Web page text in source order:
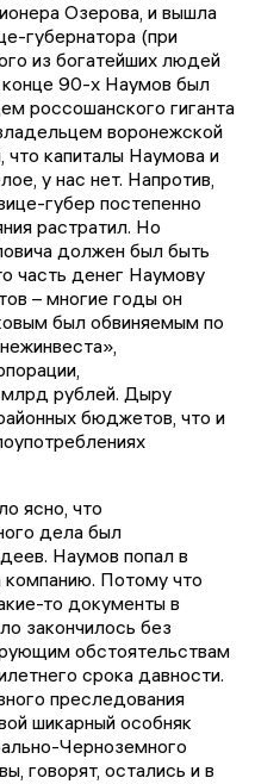
Озерова, и вышла
губернатора (при
из богатейших людей
90-х Наумов был
россошанского гиганта
воронежской
что капиталы Наумова и
у нас нет. Напротив,
губер постепенно
растратил. Но
должен был быть
часть денег Наумову
– многие годы он
был обвиняемым по
млрд рублей. Дыру
бюджетов, что и
ясно, что
дела был
Наумов попал в
компанию. Потому что
то документы в
закончилось без
обстоятельствам
срока давности.
преследования
шикарный особняк
Черноземного
говорят, остались и в